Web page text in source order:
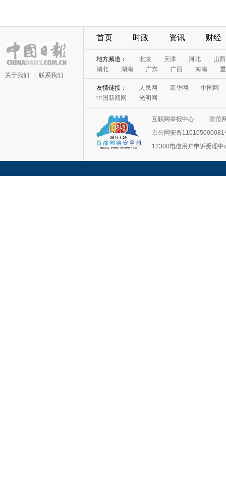
关于我们 联系我们
首页 时政 资讯 财经
互联网举报中心
防范
京公网安备110105000081
12300电信用户申诉受理中